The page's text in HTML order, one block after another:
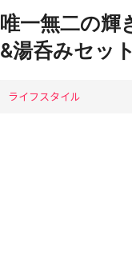
唯一無二の輝
&湯呑みセッ
ライフスタイル